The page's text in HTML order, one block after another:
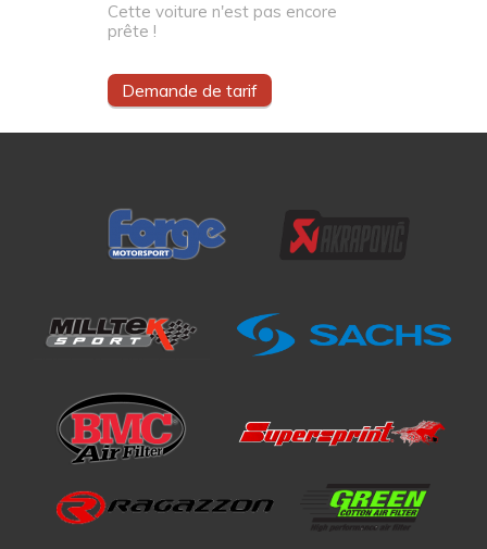
Cette voiture n'est pas encore
prête !
Demande de tarif